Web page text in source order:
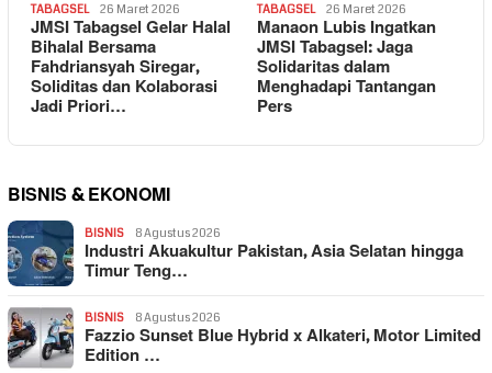
TABAGSEL 26 Maret 2026
JMSI Tabagsel Gelar Halal
Bihalal Bersama
Fahdriansyah Siregar,
Soliditas dan Kolaborasi
Jadi Priori…
TABAGSEL 26 Maret 2026
Manaon Lubis Ingatkan
JMSI Tabagsel: Jaga
Solidaritas dalam
Menghadapi Tantangan
Pers
BISNIS & EKONOMI
BISNIS 8 Agustus 2026
Industri Akuakultur Pakistan, Asia Selatan hingga
Timur Teng…
BISNIS 8 Agustus 2026
Fazzio Sunset Blue Hybrid x Alkateri, Motor Limited
Edition …